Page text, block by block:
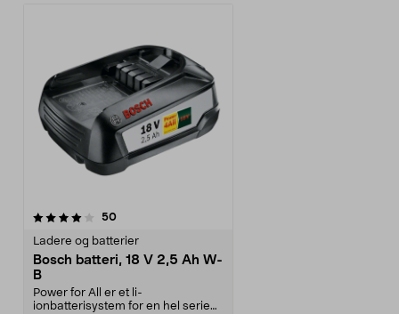
50anmeldelser
Ladere og batterier
Bosch batteri, 18 V 2,5 Ah W-
B
Power for All er et li-
ionbatterisystem for en hel serie